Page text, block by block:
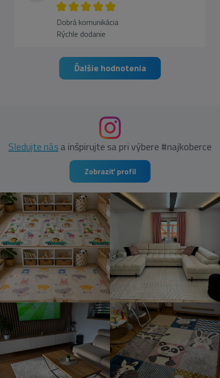
Dobrá komunikácia
Rýchle dodanie
Ďalšie hodnotenia
Sledujte nása inšpirujte sa pri výbere #najkoberce
Zobraziť profil